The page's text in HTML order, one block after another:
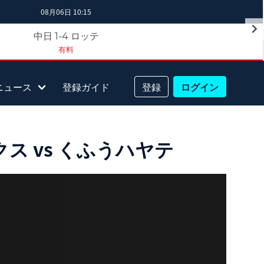
08月06日 10:15
中日 1-4 ロッテ
有料
ュース 登録ガイド 登録 ログイン
vs くふうハヤテ